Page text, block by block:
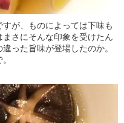
が、ものによっては下味も
さにそんな印象を受けたん
った旨味が登場したのか。